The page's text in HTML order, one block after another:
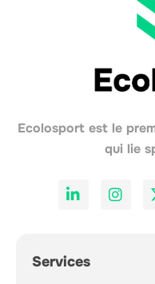
Ecolosport est le
qui lie
Services